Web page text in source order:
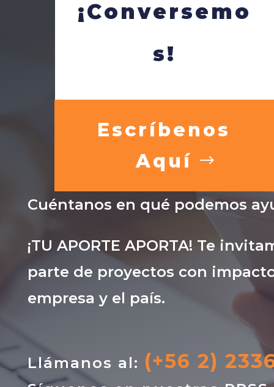
¡Conversemo
s!
Escríbenos
Aquí
Cuéntanos en qué podemos
¡TU APORTE APORTA! Te
parte de proyectos con
empresa y el país.
Llámanos al: (+56 2)